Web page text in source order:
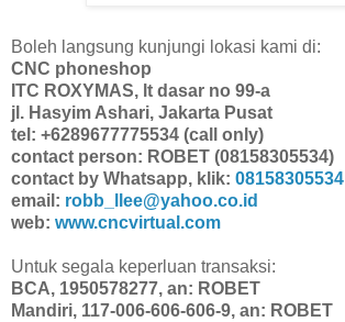
Boleh langsung kunjungi lokasi kami di:
CNC phoneshop
ITC ROXYMAS, lt dasar no 99-a
jl. Hasyim Ashari, Jakarta Pusat
tel: +6289677775534 (call only)
contact person: ROBET (08158305534)
contact by Whatsapp, klik: 08158305534
email: robb_llee@yahoo.co.id
web: www.cncvirtual.com
Untuk segala keperluan transaksi:
BCA, 1950578277, an: ROBET
Mandiri, 117-006-606-606-9, an: ROBET